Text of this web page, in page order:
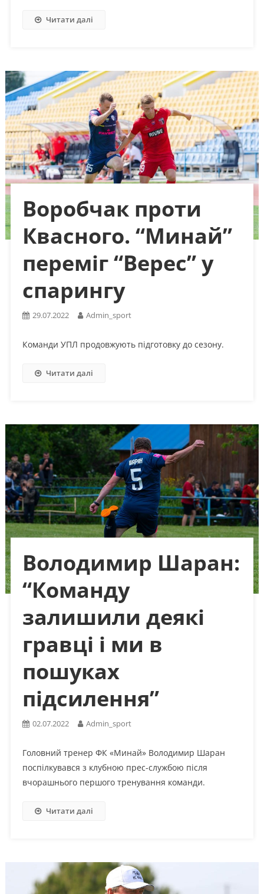
Читати далі
Воробчак проти
Квасного. “Минай”
переміг “Верес” у
спарингу
29.07.2022 Admin_sport
Команди УПЛ продовжують підготовку до сезону.
Читати далі
Володимир Шаран:
“Команду
залишили деякі
гравці і ми в
пошуках
підсилення”
02.07.2022 Admin_sport
Головний тренер ФК «Минай» Володимир Шаран
поспілкувався з клубною прес-службою після
вчорашнього першого тренування команди.
Читати далі